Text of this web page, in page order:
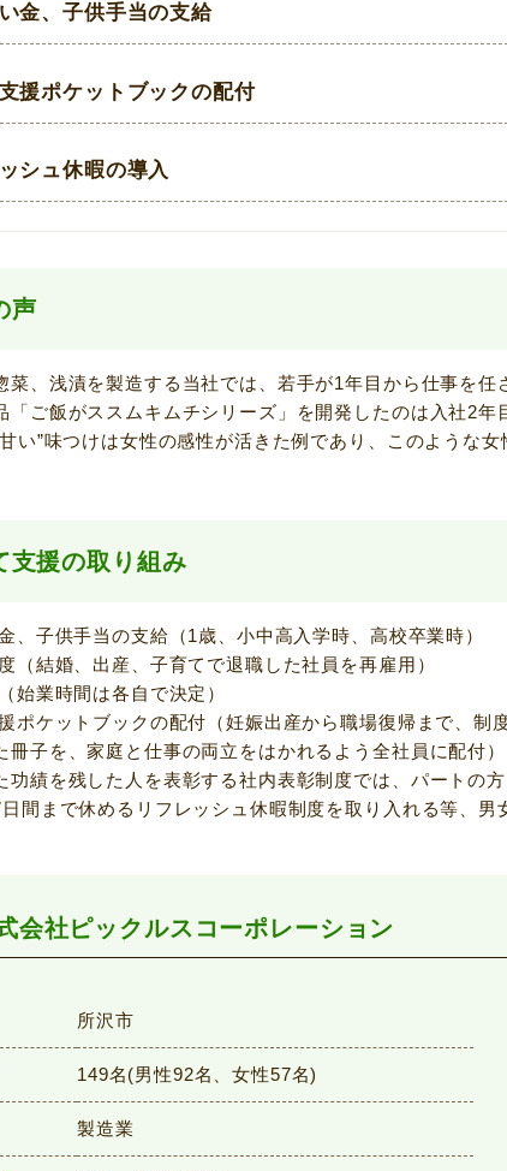
金、子供手当の支給
援ポケットブックの配付
シュ休暇の導入
声
菜、浅漬を製造する当社では、若手が1年目から仕事を任
「ご飯がススムキムチシリーズ」を開発したのは入社2年
い”味つけは女性の感性が活きた例であり、このような
支援の取り組み
、子供手当の支給（1歳、小中高入学時、高校卒業時）
（結婚、出産、子育てで退職した社員を再雇用）
始業時間は各自で決定）
ポケットブックの配付（妊娠出産から職場復帰まで、制
子を、家庭と仕事の両立をはかれるよう全社員に配付）
功績を残した人を表彰する社内表彰制度では、パートの方
間まで休めるリフレッシュ休暇制度を取り入れる等、男
会社ピックルスコーポレーション
所沢市
149名(男性92名、女性57名)
製造業